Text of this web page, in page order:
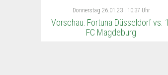
Donnerstag 26.01.23 | 10:37 Uhr
Vorschau: Fortuna Düsseldorf vs. 1.
FC Magdeburg